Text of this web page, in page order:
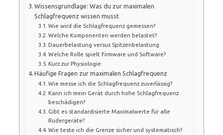
Wissensgrundlage: Was du zur maximalen
Schlagfrequenz wissen musst
Wie wird die Schlagfrequenz gemessen?
Welche Komponenten werden belastet?
Dauerbelastung versus Spitzenbelastung
Welche Rolle spielt Firmware und Software?
Kurz zur Physiologie
Häufige Fragen zur maximalen Schlagfrequenz
Wie messe ich die Schlagfrequenz zuverlässig?
Kann ich mein Gerät durch hohe Schlagfrequenz
beschädigen?
Gibt es standardisierte Maximalwerte für alle
Rudergeräte?
Wie teste ich die Grenze sicher und systematisch?